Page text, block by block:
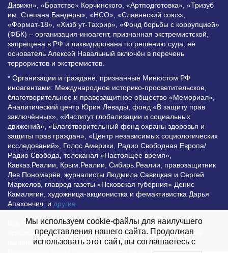
Дивижн», «Братство» Корчинского, «Артподготовка», «Тризуб
им. Степана Бандеры», «НСО», «Славянский союз»,
«Формат-18», «Хизб ут-Тахрир», «Фонд борьбы с коррупцией»
(ФБК) – организация-иноагент, признанная экстремистской,
запрещена в РФ и ликвидирована по решению суда; её
основатель Алексей Навальный включён в перечень
террористов и экстремистов.
* Организации и граждане, признанные Минюстом РФ
иноагентами: Международное историко-просветительское,
благотворительное и правозащитное общество «Мемориал»,
Аналитический центр Юрия Левады, фонд «В защиту прав
заключённых», «Институт глобализации и социальных
движений», «Благотворительный фонд охраны здоровья и
защиты прав граждан», «Центр независимых социологических
исследований», Голос Америки, Радио Свободная Европа/
Радио Свобода, телеканал «Настоящее время»,
Кавказ.Реалии, Крым.Реалии, Сибирь.Реалии, правозащитник
Лев Пономарёв, журналисты Людмила Савицкая и Сергей
Маркелов, главред газеты «Псковская губерния» Денис
Камалягин, художница-акционистка и фемактивистка Дарья
Апахончич. и другие
Все права защищены и охраняются законом. Любое
использование материалов сайта допустимо при условии
наличия активной гиперссылки на Vesti.UZ.
Мы используем cookie-файлы для наилучшего
представления нашего сайта. Продолжая
использовать этот сайт, вы соглашаетесь с